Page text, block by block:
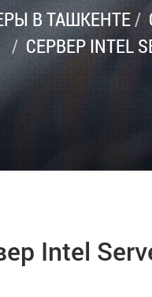
В ТАШКЕНТЕ
СЕРВЕР INTEL
Intel